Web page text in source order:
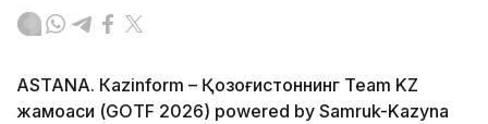
ASTANА. Кazinform – Қозоғистоннинг Team KZ
жамоаси (GOTF 2026) powered by Samruk-Kazyna